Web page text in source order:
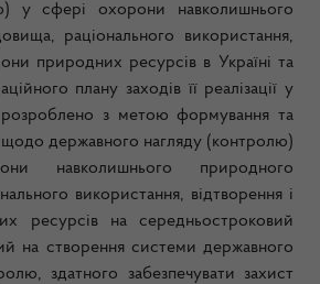
у сфері охорони навколишнього
раціонального використання,
природних ресурсів в Україні та
плану заходів її реалізації у
з метою формування та
щодо державного нагляду (контролю)
навколишнього природного
використання, відтворення і
ресурсів на середньостроковий
на створення системи державного
здатного забезпечувати захист